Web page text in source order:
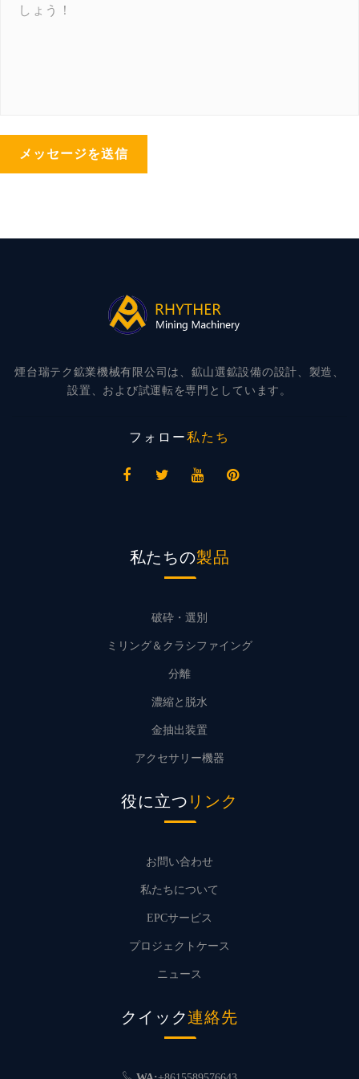
メッセージを送信
煙台瑞テク鉱業機械有限公司は、鉱山選鉱設備の設計、製造、
設置、および試運転を専門としています。
フォロー私たち
私たちの製品
破砕・選別
ミリング＆クラシファイング
分離
濃縮と脱水
金抽出装置
アクセサリー機器
役に立つ リンク
お問い合わせ
私たちについて
EPCサービス
プロジェクトケース
ニュース
クイック連絡先